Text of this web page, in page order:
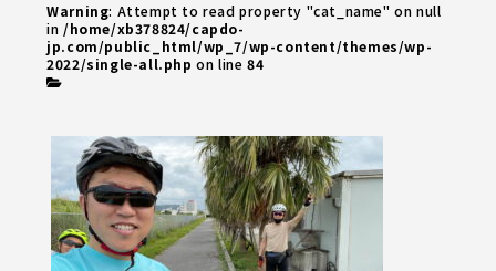
Warning: Attempt to read property "cat_name" on null
in/home/xb378824/capdo-
jp.com/public_html/wp_7/wp-content/themes/wp-
2022/single-all.php on line84